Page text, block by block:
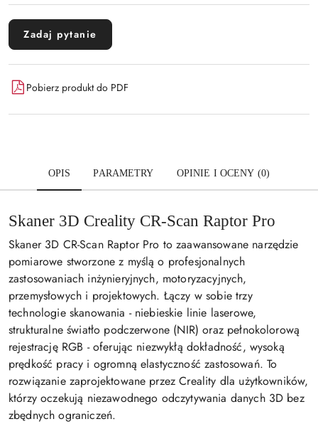
Zadaj pytanie
Pobierz produkt do PDF
OPIS PARAMETRY OPINIE I OCENY (0)
Skaner 3D Creality CR-Scan Raptor Pro
Skaner 3D CR-Scan Raptor Pro to zaawansowane narzędzie
pomiarowe stworzone z myślą o profesjonalnych
zastosowaniach inżynieryjnych, motoryzacyjnych,
przemysłowych i projektowych. Łączy w sobie trzy
technologie skanowania - niebieskie linie laserowe,
strukturalne światło podczerwone (NIR) oraz pełnokolorową
rejestrację RGB - oferując niezwykłą dokładność, wysoką
prędkość pracy i ogromną elastyczność zastosowań. To
rozwiązanie zaprojektowane przez Creality dla użytkowników,
którzy oczekują niezawodnego odczytywania danych 3D bez
zbędnych ograniczeń.